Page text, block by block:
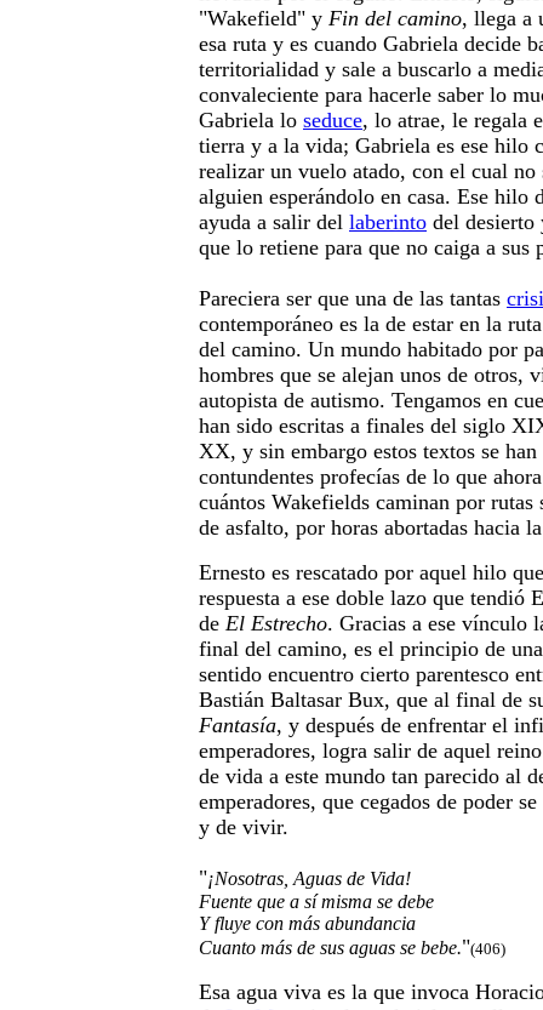
"Wakefield" y Fin del camino, llega a
esa ruta y es cuando Gabriela decide
territorialidad y sale a buscarlo a
convaleciente para hacerle saber lo
Gabriela lo seduce, lo atrae, le regala
tierra y a la vida; Gabriela es ese hilo
realizar un vuelo atado, con el cual no
alguien esperándolo en casa. Ese hilo
ayuda a salir del laberinto del desierto
que lo retiene para que no caiga a sus
Pareciera ser que una de las tantas
contemporáneo es la de estar en la
del camino. Un mundo habitado por
hombres que se alejan unos de otros,
autopista de autismo. Tengamos en
han sido escritas a finales del siglo
XX, y sin embargo estos textos se
contundentes profecías de lo que
cuántos Wakefields caminan por
de asfalto, por horas abortadas hacia
Ernesto es rescatado por aquel hilo
respuesta a ese doble lazo que tendió
de El Estrecho. Gracias a ese vínculo
final del camino, es el principio de
sentido encuentro cierto parentesco
Bastián Baltasar Bux, que al final de
Fantasía, y después de enfrentar el
emperadores, logra salir de aquel
de vida a este mundo tan parecido al
emperadores, que cegados de poder
y de vivir.
"¡Nosotras, Aguas de Vida!
Fuente que a sí misma se debe
Y fluye con más abundancia
Cuanto más de sus aguas se bebe."(406)
Esa agua viva es la que invoca